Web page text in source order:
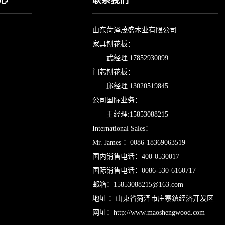
山东菏泽茂盛木业有限公司
家具刨花板：
武经理:17852930099
门芯刨花板：
邱经理:13020519845
公司国际业务：
王经理:15853088215
International Sales：
Mr. James ：0086-18369063519
国内销售电话：400-0530017
国际销售电话：0086-530-6160717
邮箱： 15853088215@163.com
地址 ：山東省菏泽市庄寨鎮经济开发区
网址： http://www.maoshengwood.com